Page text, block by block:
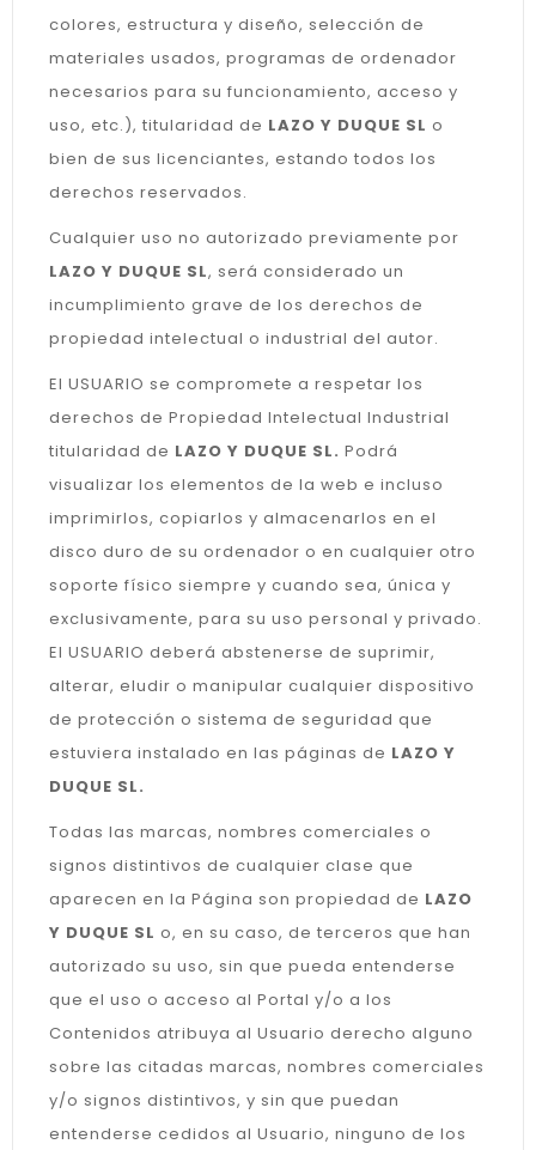
colores, estructura y diseño, selección de
materiales usados, programas de ordenador
necesarios para su funcionamiento, acceso y
uso, etc.), titularidad de LAZO Y DUQUE SL o
bien de sus licenciantes, estando todos los
derechos reservados.
Cualquier uso no autorizado previamente por
LAZO Y DUQUE SL, será considerado un
incumplimiento grave de los derechos de
propiedad intelectual o industrial del autor.
El USUARIO se compromete a respetar los
derechos de Propiedad Intelectual Industrial
titularidad de LAZO Y DUQUE SL. Podrá
visualizar los elementos de la web e incluso
imprimirlos, copiarlos y almacenarlos en el
disco duro de su ordenador o en cualquier otro
soporte físico siempre y cuando sea, única y
exclusivamente, para su uso personal y privado.
El USUARIO deberá abstenerse de suprimir,
alterar, eludir o manipular cualquier dispositivo
de protección o sistema de seguridad que
estuviera instalado en las páginas de LAZO Y
DUQUE SL.
Todas las marcas, nombres comerciales o
signos distintivos de cualquier clase que
aparecen en la Página son propiedad de LAZO
Y DUQUE SL o, en su caso, de terceros que han
autorizado su uso, sin que pueda entenderse
que el uso o acceso al Portal y/o a los
Contenidos atribuya al Usuario derecho alguno
sobre las citadas marcas, nombres comerciales
y/o signos distintivos, y sin que puedan
entenderse cedidos al Usuario, ninguno de los